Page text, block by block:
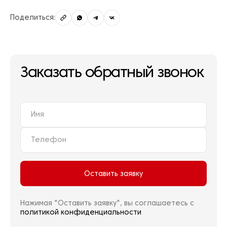
Поделиться:
Заказать обратный звонок
Оставить заявку
Нажимая "Оставить заявку", вы соглашаетесь с
политикой конфиденциальности